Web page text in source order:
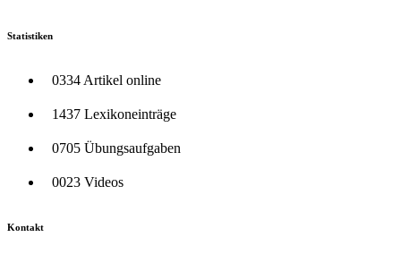
Statistiken
0334 Artikel online
1437 Lexikoneinträge
0705 Übungsaufgaben
0023 Videos
Kontakt